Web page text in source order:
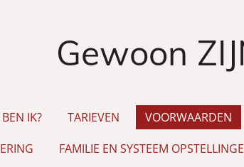
Gewoon
IK? TARIEVEN VOORWAARDEN
FAMILIE EN SYSTEEM